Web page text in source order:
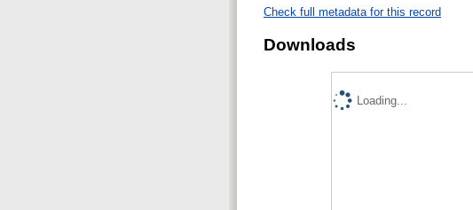
Check full metadata for this record
Downloads
Loading...